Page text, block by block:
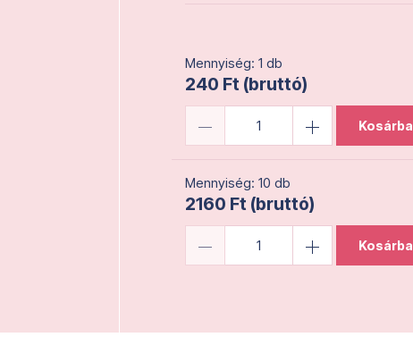
Mennyiség: 1 db
240 Ft (bruttó)
Kosárba
Mennyiség: 10 db
2160 Ft (bruttó)
Kosárba